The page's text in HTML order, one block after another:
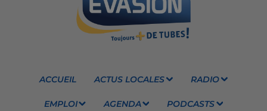
ACCUEIL ACTUS LOCALES RADIO
EMPLOI AGENDA PODCASTS